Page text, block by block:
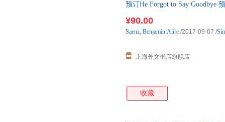
预订He Forgot to Say Goodbye
¥90.00
上海外文书店旗舰店
Saenz, Benjamin Alire /2017-09-07 /
收藏